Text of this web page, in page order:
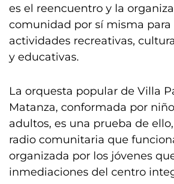
es el reencuentro y la
comunidad por sí misma
actividades recreativas,
y educativas.
La orquesta popular de Villa
Matanza, conformada por
adultos, es una prueba de
radio comunitaria que
organizada por los jóvenes
inmediaciones del centro